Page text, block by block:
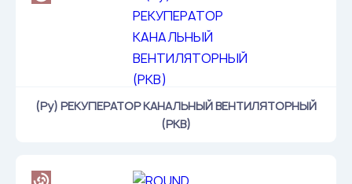
(Ру) РЕКУПЕРАТОР КАНАЛЬНЫЙ ВЕНТИЛЯТОРНЫЙ
(РКВ)